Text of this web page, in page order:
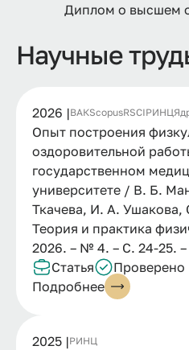
Диплом о высшем
Научные
2026 |ВАКScopusRSCIРИНЦ
Опыт построения
оздоровительной
государственном
университете / В. Б.
Ткачева, И. А.
Теория и практика
2026. – № 4. – С. 24-25. –
Статья
Подробнее
2025 |РИНЦ